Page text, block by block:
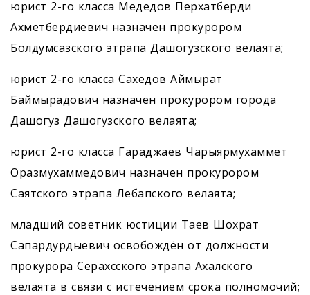
юрист 2-го класса Медедов Перхатберди
Ахметбердиевич назначен прокурором
Болдумсазского этрапа Даш­огузского велаята;
юрист 2-го класса Сахедов Аймырат
Баймырадович назначен прокурором города
Дашогуз Дашогузского велаята;
юрист 2-го класса Гараджаев Чарыярмухаммет
Оразмухаммедович назначен прокурором
Саятского этрапа Лебапского велаята;
младший советник юстиции Таев Шохрат
Сапардурдыевич освобождён от должности
прокурора Серахсского этрапа Ахалского
велаята в связи с истечением срока полномочий;